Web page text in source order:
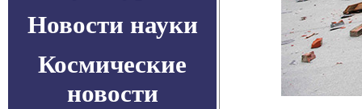
Новости науки
Космические
новости